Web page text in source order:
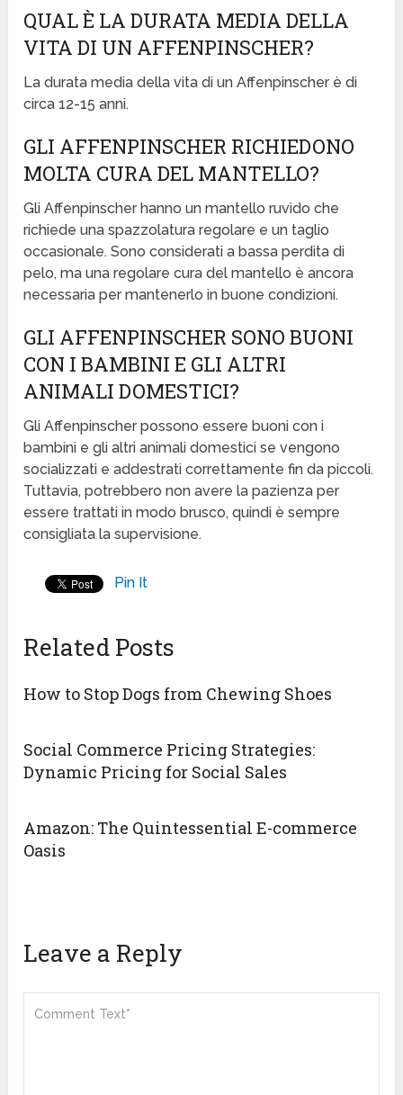
QUAL È LA DURATA MEDIA DELLA
VITA DI UN AFFENPINSCHER?
La durata media della vita di un Affenpinscher è di
circa 12-15 anni.
GLI AFFENPINSCHER RICHIEDONO
MOLTA CURA DEL MANTELLO?
Gli Affenpinscher hanno un mantello ruvido che
richiede una spazzolatura regolare e un taglio
occasionale. Sono considerati a bassa perdita di
pelo, ma una regolare cura del mantello è ancora
necessaria per mantenerlo in buone condizioni.
GLI AFFENPINSCHER SONO BUONI
CON I BAMBINI E GLI ALTRI
ANIMALI DOMESTICI?
Gli Affenpinscher possono essere buoni con i
bambini e gli altri animali domestici se vengono
socializzati e addestrati correttamente fin da piccoli.
Tuttavia, potrebbero non avere la pazienza per
essere trattati in modo brusco, quindi è sempre
consigliata la supervisione.
Pin It
Related Posts
How to Stop Dogs from Chewing Shoes
Social Commerce Pricing Strategies:
Dynamic Pricing for Social Sales
Amazon: The Quintessential E-commerce
Oasis
Leave a Reply